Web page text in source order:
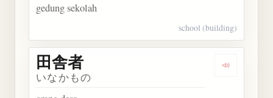
gedung sekolah
school (building)
Dengarkan
田舎者
いなかもの